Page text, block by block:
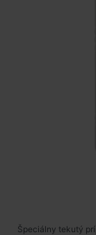
Špeciálny tekutý